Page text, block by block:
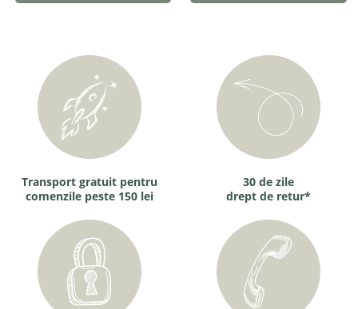
Transport gratuit pentru
comenzile peste 150 lei
30 de zile
drept de retur*